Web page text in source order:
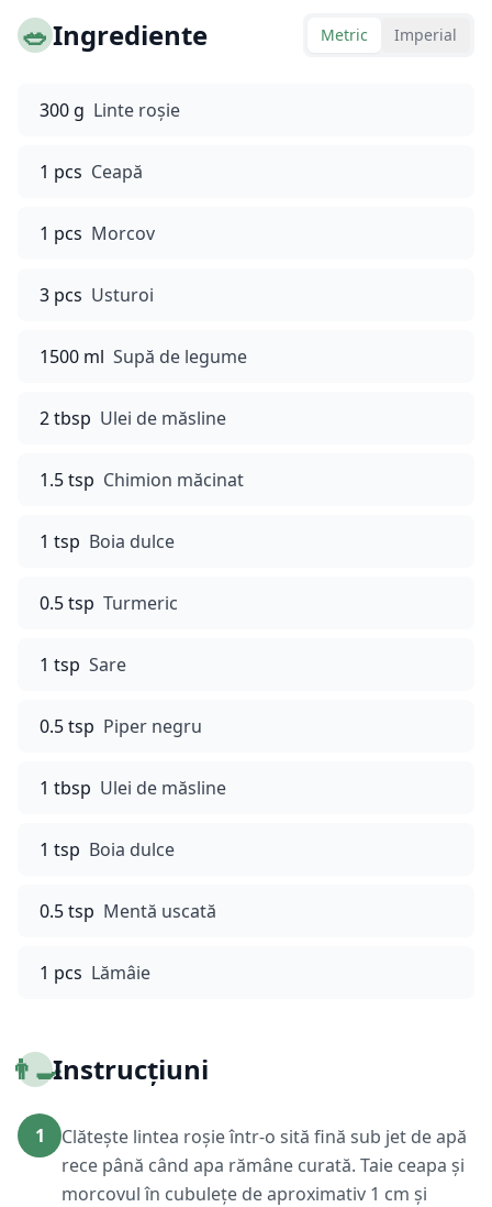
🥗Ingrediente Metric Imperial
300 g Linte roșie
1 pcs Ceapă
1 pcs Morcov
3 pcs Usturoi
1500 ml Supă de legume
2 tbsp Ulei de măsline
1.5 tsp Chimion măcinat
1 tsp Boia dulce
0.5 tsp Turmeric
1 tsp Sare
0.5 tsp Piper negru
1 tbsp Ulei de măsline
1 tsp Boia dulce
0.5 tsp Mentă uscată
1 pcs Lămâie
👨‍🍳Instrucțiuni
1
Clătește lintea roșie într-o sită fină sub jet de apă
rece până când apa rămâne curată. Taie ceapa și
morcovul în cubulețe de aproximativ 1 cm și